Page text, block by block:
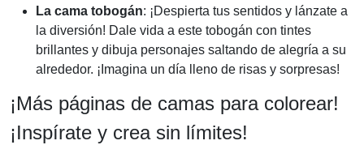
La cama tobogán: ¡Despierta tus sentidos y lánzate a
la diversión! Dale vida a este tobogán con tintes
brillantes y dibuja personajes saltando de alegría a su
alrededor. ¡Imagina un día lleno de risas y sorpresas!
¡Más páginas de camas para colorear!
¡Inspírate y crea sin límites!